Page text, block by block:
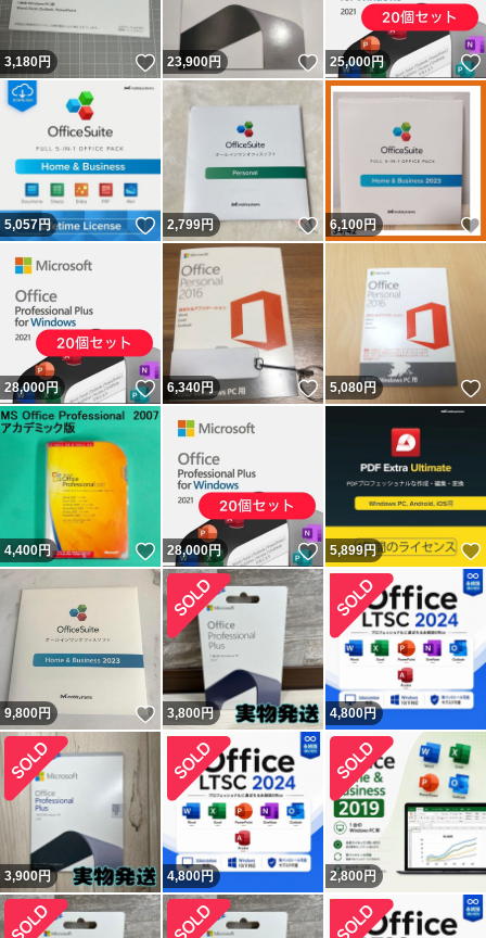
3,180円 いいね！
23,900円 いいね！
25,000円
5,057円 いいね！
2,799円 いいね！
6,100円
28,000円 いいね！
6,340円 いいね！
5,080円
4,400円 いいね！
28,000円 いいね！
5,899円
9,800円 いいね！
3,800円 4,800円
3,900円 4,800円 2,800円